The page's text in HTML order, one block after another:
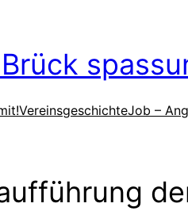
VereinsgeschichteJob –